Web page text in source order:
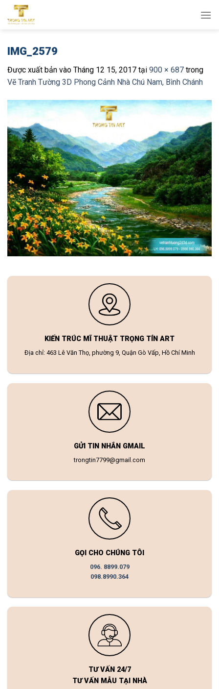
qua
IMG_2579
Được xuất bản vào Tháng 12 15, 2017 tại 900 × 687 trong
Vẽ Tranh Tường 3D Phong Cảnh Nhà Chú Nam, Bình Chánh
KIẾN TRÚC MĨ THUẬT TRỌNG TÍN ART
Địa chỉ: 463 Lê Văn Thọ, phường 9, Quận Gò Vấp, Hồ Chí Minh
GỬI TIN NHẮN GMAIL
trongtin7799@gmail.com
GỌI CHO CHÚNG TÔI
096. 8899.079
098.8990.364
TƯ VẤN 24/7
TƯ VẤN MẪU TẠI NHÀ